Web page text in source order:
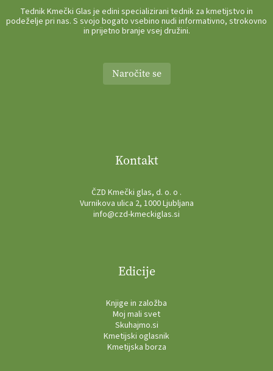
Tednik Kmečki Glas je edini specializirani tednik za kmetijstvo in
podeželje pri nas. S svojo bogato vsebino nudi informativno, strokovno
in prijetno branje vsej družini.
Naročite se
Kontakt
ČZD Kmečki glas, d. o. o .
Vurnikova ulica 2, 1000 Ljubljana
info@czd-kmeckiglas.si
Edicije
Knjige in založba
Moj mali svet
Skuhajmo.si
Kmetijski oglasnik
Kmetijska borza